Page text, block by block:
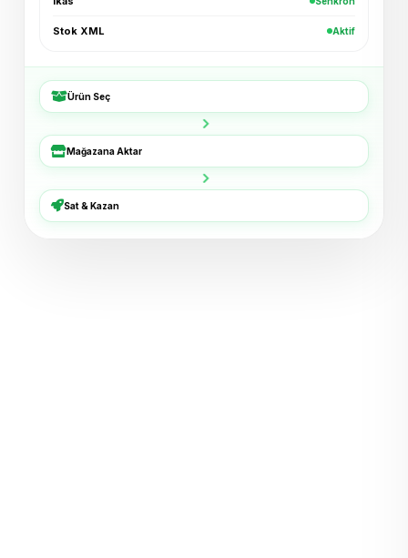
Stok XML Aktif
Ürün Seç
Mağazana Aktar
Sat & Kazan